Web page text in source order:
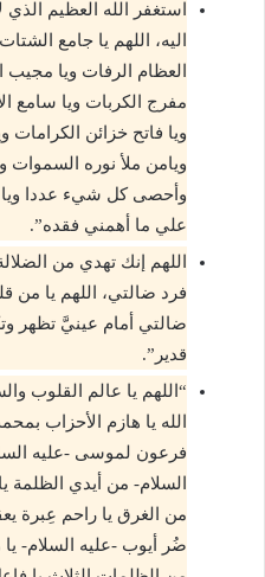
استغفر الله العظيم الذي
اليه، اللهم يا جامع
العظام الرفات ويا
مفرج الكربات ويا
ويا فاتح خزائن الكرامات
ويامن ملأ نوره
وأحصى كل شيء عددا ويا
علي ما أهمني فقده”.
اللهم إنك تهدي من
فرد ضالتي، اللهم يا
ضالتي أمام عينيَّ تظهر
قدير”.
“اللهم يا عالم القلوب
الله يا هازم الأحزاب
فرعون لموسى -عليه
السلام- من أيدي
من الغرق يا راحم عِبرة
ضُر أيوب -عليه السلام-